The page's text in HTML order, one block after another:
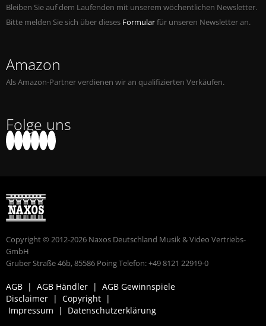
Bleiben Sie auf dem Laufenden mit unserem wöchentlichen Newsletter.
Bitte melden Sie sich über dieses Formularfür unseren Newsletter an.
Amazon
Als Amazon-Partner verdienen wir an qualifizierten Verkäufen.
Folge uns
Copyright © 2012-2026 Naxos Deutschland Musik & Video Vertriebs-
GmbH
Gruber Straße 46b, 85586 Poing Telefon: +49 8121 22919-0
AGB | AGB Händler | AGB Gewinnspiele
Disclaimer | Copyright |
Impressum
| Datenschutzerklärung